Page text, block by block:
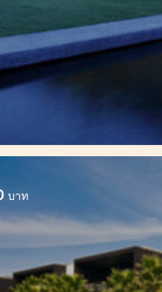
2 ห้องนอนสองชั้น
บาท